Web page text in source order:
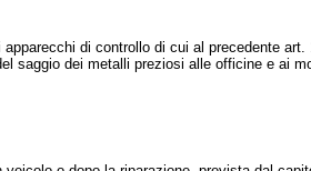
di controllo di cui al precedente
saggio dei metalli preziosi alle officine e ai